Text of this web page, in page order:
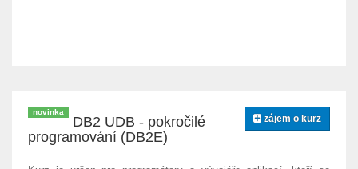
novinka
zájem o kurz
DB2 UDB - pokročilé
programování (DB2E)